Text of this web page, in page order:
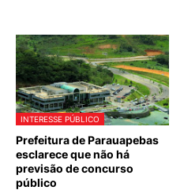
INTERESSE PÚBLICO
Prefeitura de Parauapebas
esclarece que não há
previsão de concurso
público